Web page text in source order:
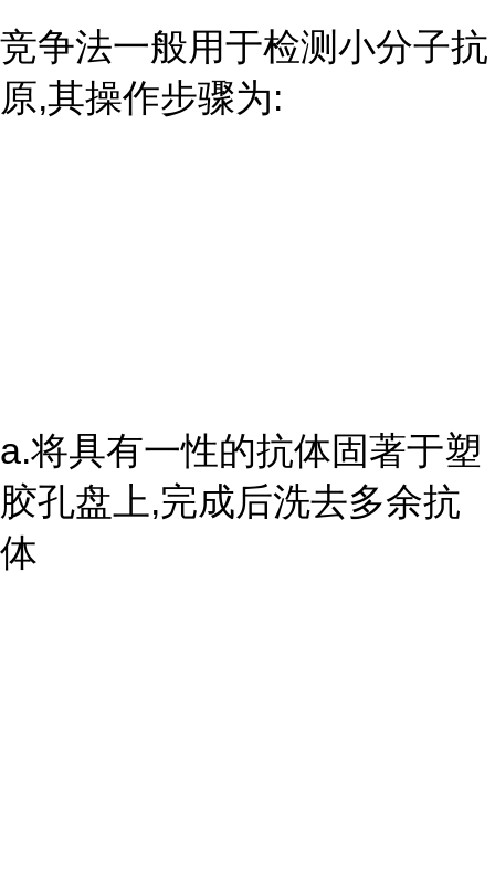
竞争法一般用于检测小分子抗
原,其操作步骤为:
a.将具有一性的抗体固著于塑
胶孔盘上,完成后洗去多余抗
体